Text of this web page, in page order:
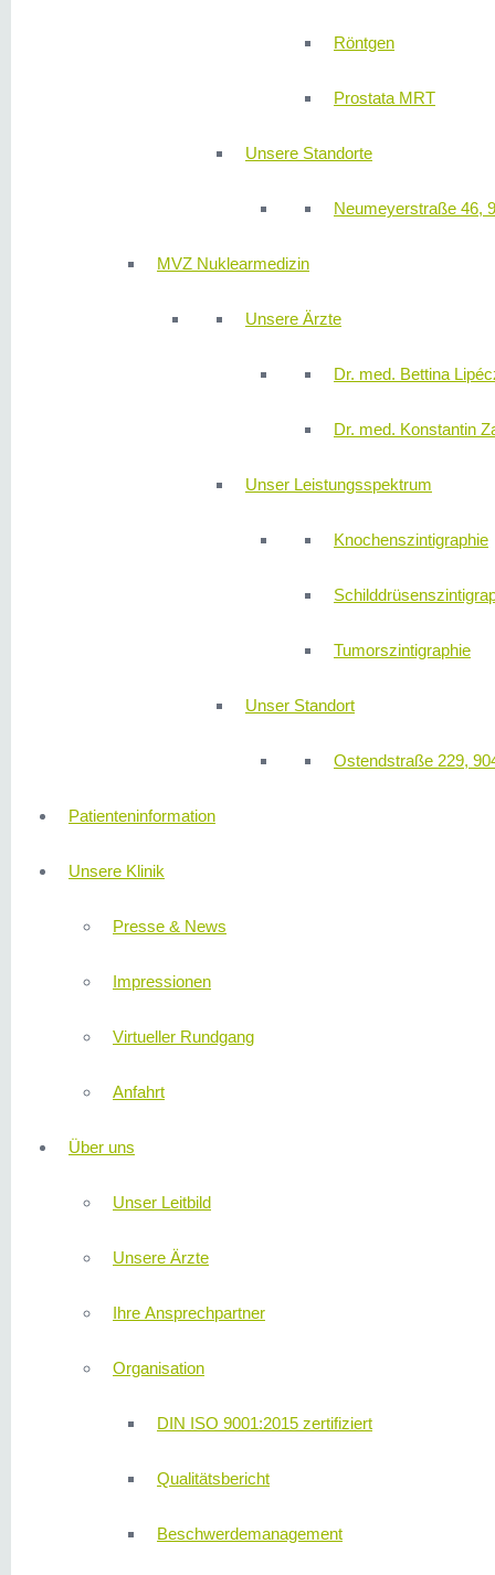
Röntgen
Prostata MRT
Unsere Standorte
Neumeyerstraße 46,
MVZ Nuklearmedizin
Unsere Ärzte
Dr. med. Bettina
Dr. med. Konstantin
Unser Leistungsspektrum
Knochenszintigraphie
Tumorszintigraphie
Unser Standort
Ostendstraße 229,
Patienteninformation
Unsere Klinik
Presse & News
Impressionen
Virtueller Rundgang
Anfahrt
Über uns
Unser Leitbild
Unsere Ärzte
Ihre Ansprechpartner
Organisation
DIN ISO 9001:2015 zertifiziert
Qualitätsbericht
Beschwerdemanagement